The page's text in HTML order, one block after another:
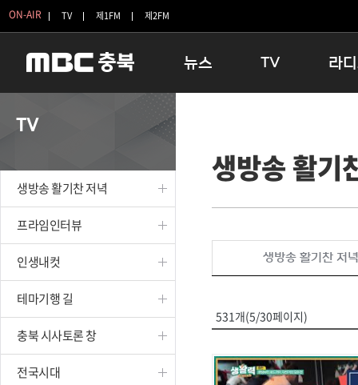
ON-AIR TV 제1FM 제2FM
뉴스
보은
옥천
TV
인생내컷
테마기행 길
시청자 FLEX
특집프로그램
라
16:00
우리 고
TV
생방송 활기찬 저녁
프라임인터뷰
인생내컷
테마기행 길
충북 시사토론 창
전국시대
생방송 활기
생방송 활기찬 저녁
531개(5/30페이지)